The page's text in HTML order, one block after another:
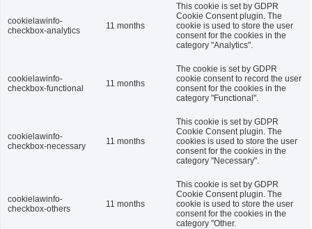
cookielawinfo-
checkbox-analytics
11 months
This cookie is set by GDPR
Cookie Consent plugin. The
cookie is used to store the user
consent for the cookies in the
category "Analytics".
cookielawinfo-
checkbox-functional
11 months
The cookie is set by GDPR
cookie consent to record the user
consent for the cookies in the
category "Functional".
cookielawinfo-
checkbox-necessary
11 months
This cookie is set by GDPR
Cookie Consent plugin. The
cookies is used to store the user
consent for the cookies in the
category "Necessary".
cookielawinfo-
checkbox-others
11 months
This cookie is set by GDPR
Cookie Consent plugin. The
cookie is used to store the user
consent for the cookies in the
category "Other.